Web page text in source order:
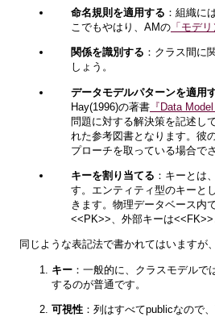
命名規則を適用する ：組織に
こでもやはり、AMの 「モデ
関係を識別する ：クラス間に
しょう。
データモデルパターンを適用
Hay(1996)の著書 『Data
問題に対する解決策を記述し
れた参考図書となります。彼
プローチを取っている場合で
キーを割り当てる ：キーとは
す。エンティティ型のキーと
きます。物理データベース内
<<PK>>、外部キーは
同じような表記法で書かれてはいますが
キー ：一般的に、クラスモデル
するのが普通です。
可視性 ：列はすべてpublicなので